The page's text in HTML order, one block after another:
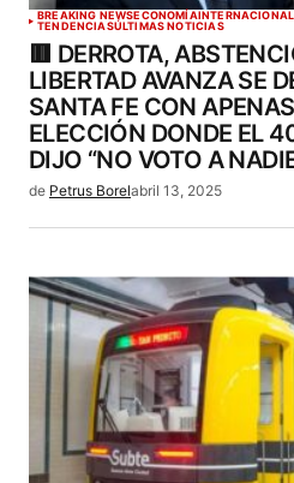
BREAKING NEWSECONOMÍAINTERNACIONAL
TENDENCIASÚLTIMAS NOTICIAS
🟥 DERROTA,
LIBERTAD AVANZA SE
SANTA FE CON
ELECCIÓN DONDE EL
DIJO “NO VOTO A
de Petrus Borelabril 13, 2025